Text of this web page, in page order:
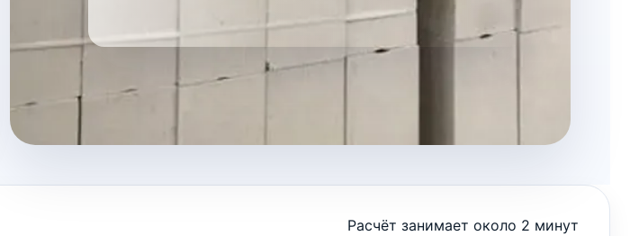
Расчёт занимает около 2 минут